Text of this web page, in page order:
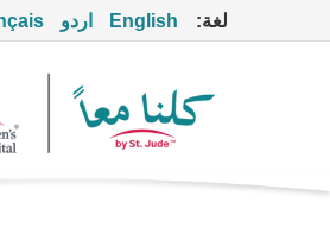
لغة: English اردو